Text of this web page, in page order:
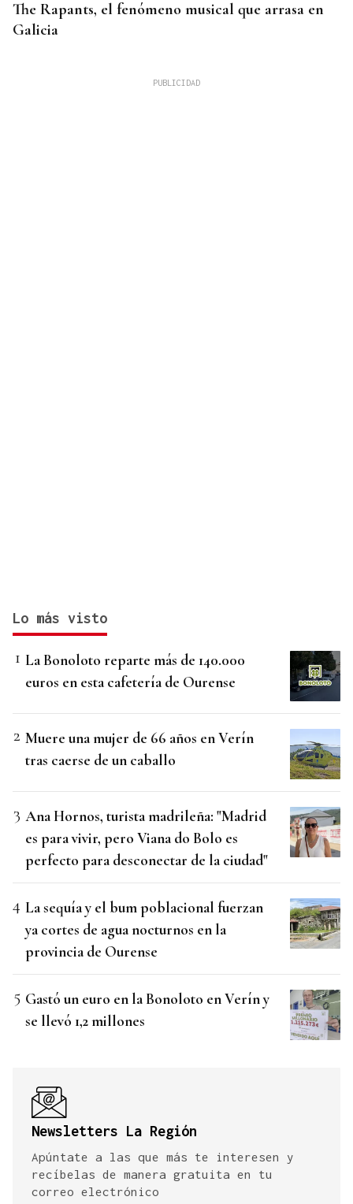
The Rapants, el fenómeno musical que arrasa en
Galicia
Lo más visto
La Bonoloto reparte más de 140.000
euros en esta cafetería de Ourense
Muere una mujer de 66 años en Verín
tras caerse de un caballo
Ana Hornos, turista madrileña: "Madrid
es para vivir, pero Viana do Bolo es
perfecto para desconectar de la ciudad"
La sequía y el bum poblacional fuerzan
ya cortes de agua nocturnos en la
provincia de Ourense
Gastó un euro en la Bonoloto en Verín y
se llevó 1,2 millones
Newsletters La Región
Apúntate a las que más te interesen y
recíbelas de manera gratuita en tu
correo electrónico